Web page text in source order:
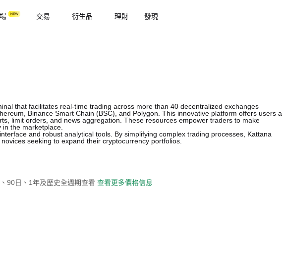
交易 衍生品 理財 發現
that facilitates real-time trading across more than 40 decentralized exchanges
Binance Smart Chain (BSC), and Polygon. This innovative platform offers users a
limit orders, and news aggregation. These resources empower traders to make
the marketplace.
and robust analytical tools. By simplifying complex trading processes, Kattana
seeking to expand their cryptocurrency portfolios.
90日、1年及歷史全週期查看 查看更多價格信息